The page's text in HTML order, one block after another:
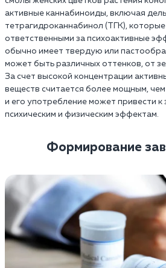
активные каннабиноиды, включая
тетрагидроканнабинол (ТГК),
ответственными за психоактивные
обычно имеет твердую или
может быть различных оттенков, от
За счет высокой концентрации
веществ считается более мощным,
и его употребление может привести к
психическим и физическим эффектам.
Формирование